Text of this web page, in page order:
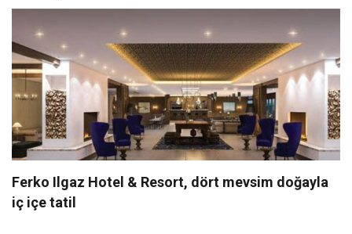
Ferko Ilgaz Hotel & Resort, dört mevsim doğayla
iç içe tatil